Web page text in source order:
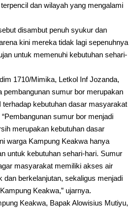
dan wilayah yang mengalami
disambut penuh syukur dan
kini mereka tidak lagi sepenuhnya
untuk memenuhi kebutuhan sehari-
1710/Mimika, Letkol Inf Jozanda,
pembangunan sumur bor merupakan
terhadap kebutuhan dasar masyarakat
sumur bor menjadi
merupakan kebutuhan dasar
warga Kampung Keakwa hanya
untuk kebutuhan sehari-hari. Sumur
masyarakat memiliki akses air
dan berkelanjutan, sekaligus menjadi
Keakwa,” ujarnya.
Keakwa, Bapak Alowisius Mutiyu,